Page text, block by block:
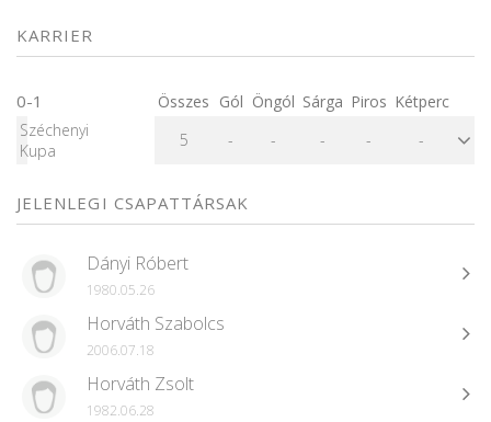
KARRIER
0-1 Összes Gól Öngól Sárga Piros Kétperc
Széchenyi
Kupa
5 - - - - -
JELENLEGI CSAPATTÁRSAK
Dányi Róbert
1980.05.26
Horváth Szabolcs
2006.07.18
Horváth Zsolt
1982.06.28